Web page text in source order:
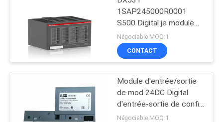
VIDÉOS
PROPOS
1SAP245000R0001
S500 Digital je module
d'entrée/sortie de mod
8DI 4Rel 230V Digital d'O
Négociable MOQ:1
CONTACT
Module d'entrée/sortie
de mod 24DC Digital
d'entrée-sortie de config
de DC523
Négociable MOQ:1